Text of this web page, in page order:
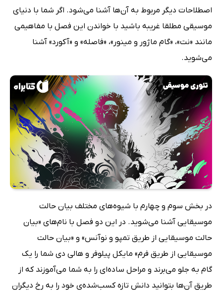
اصطلاحات دیگر مربوط به آن‌ها آشنا می‌شود. اگر شما با دنیای
موسیقی مطلقا غریبه باشید با خواندن این فصل با مفاهیمی
مانند «نت»، «گام‌ ماژور و مینور»، «فاصله» و «آکورد» آشنا
می‌شوید.
در بخش سوم و چهارم با شیوه‌های مختلف بیان حالت
موسیقایی آشنا می‌شوید. در این دو فصل با نام‌های «بیان
حالت موسیقایی از طریق تمپو و نوآنس» و «بیان حالت
موسیقایی از طریق فرم» مایکل پیلوفر و هالی دی شما را یک
گام به جلو می‌برند و مراحل ساده‌ای را به شما می‌آموزند که از
طریق آن‌ها بتوانید دانش تازه کسب‌شده‌ی خود را به رخ دیگران